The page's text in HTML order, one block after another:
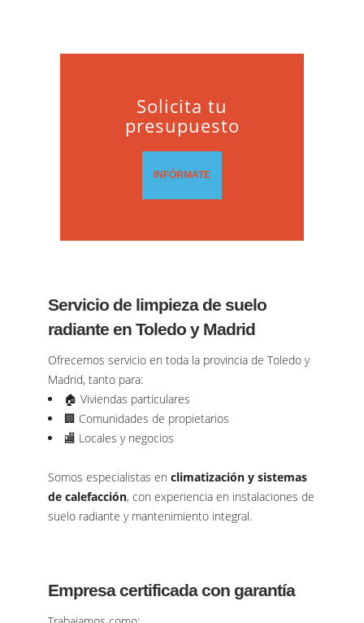
Solicita tu
presupuesto
INFÓRMATE
Servicio de limpieza de suelo
radiante en Toledo y Madrid
Ofrecemos servicio en toda la provincia de Toledo y
Madrid, tanto para:
🏠 Viviendas particulares
🏢 Comunidades de propietarios
🏬 Locales y negocios
Somos especialistas en climatización y sistemas
de calefacción, con experiencia en instalaciones de
suelo radiante y mantenimiento integral.
Empresa certificada con garantía